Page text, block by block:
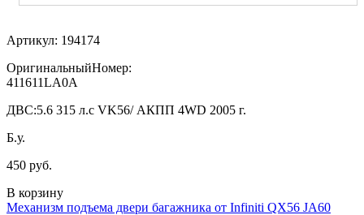
Артикул: 194174
ОригинальныйНомер:
411611LA0A
ДВС:5.6 315 л.с VK56/ АКПП 4WD 2005 г.
Б.у.
450 руб.
В корзину
Механизм подъема двери багажника от Infiniti QX56 JA60